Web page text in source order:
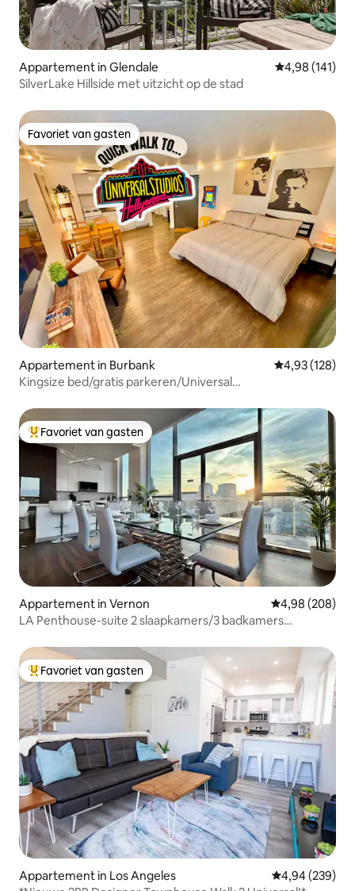
Appartement in Glendale Gemiddelde
4,98 (141)
SilverLake Hillside met uitzicht op de stad
Favoriet van gasten
Favoriet van gasten
Appartement in Burbank Gemiddelde
4,93 (128)
Kingsize bed/gratis parkeren/Universal
Topfavoriet van gasten
Favoriet van gasten
Appartement in Vernon Gemiddelde
4,98 (208)
LA Penthouse-suite 2 slaapkamers/3 badkamers
Topfavoriet van gasten
Favoriet van gasten
Appartement in Los Angeles Gemiddelde
4,94 (239)